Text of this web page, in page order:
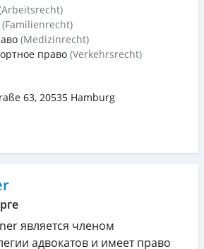
(Familienrecht)
(Medizinrecht)
право (Verkehrsrecht)
63, 20535 Hamburg
является членом
адвокатов и имеет право